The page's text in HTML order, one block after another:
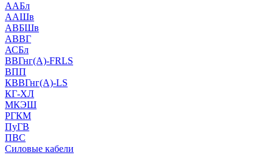
ААБл
ААШв
АВБШв
АВВГ
АСБл
ВВГнг(А)-FRLS
ВПП
КВВГнг(А)-LS
КГ-ХЛ
МКЭШ
РГКМ
ПуГВ
ПВС
Силовые кабели